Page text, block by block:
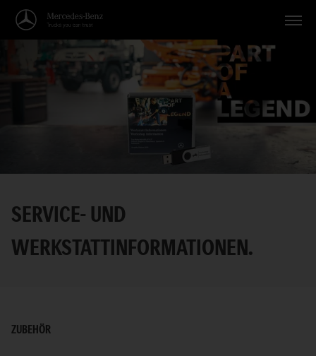
Fahrzeuge
Anwendungen
Deutsch
SERVICE- UND
WERKSTATTINFORMATIONEN.
ZUBEHÖR